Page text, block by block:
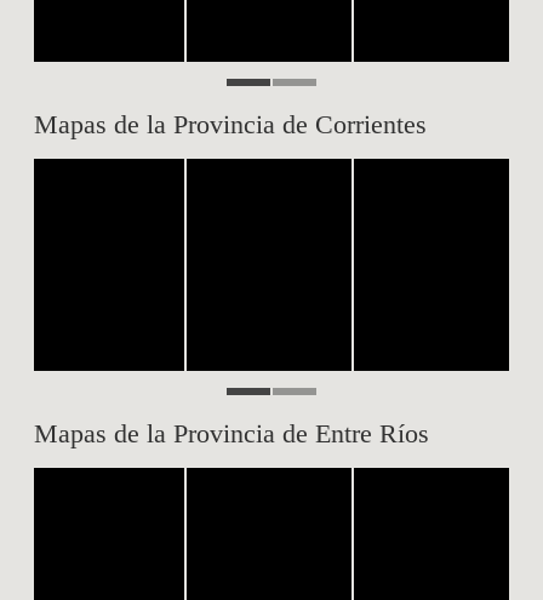
Mapas de la Provincia de Corrientes
Mapas de la Provincia de Entre Ríos